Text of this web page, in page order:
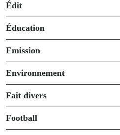
Édit
Éducation
Emission
Environnement
Fait divers
Football